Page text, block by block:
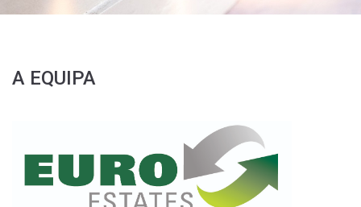
A EQUIPA